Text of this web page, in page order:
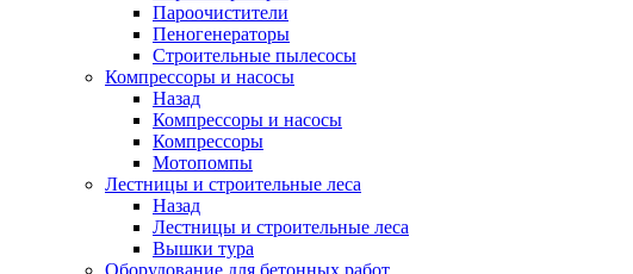
Пароочистители
Пеногенераторы
Строительные пылесосы
Компрессоры и насосы
Назад
Компрессоры и насосы
Компрессоры
Мотопомпы
Лестницы и строительные леса
Назад
Лестницы и строительные леса
Вышки тура
Оборудование для бетонных работ